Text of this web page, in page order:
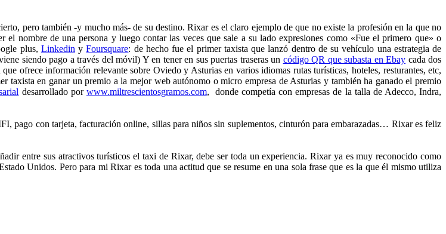
pero también -y mucho más- de su destino. Rixar es el claro ejemplo de que no existe la profesión en la que no
nombre de una persona y luego contar las veces que sale a su lado expresiones como «Fue el primero que» o
plus, Linkedin y Foursquare: de hecho fue el primer taxista que lanzó dentro de su vehículo una estrategia de
siendo pago a través del móvil) Y en tener en sus puertas traseras un código QR que subasta en Ebay cada dos
que ofrece información relevante sobre Oviedo y Asturias en varios idiomas rutas turísticas, hoteles, resturantes, etc,
taxista en ganar un premio a la mejor web autónomo o micro empresa de Asturias y también ha ganado el premio
desarrollado por www.miltrescientosgramos.com, donde competía con empresas de la talla de Adecco, Indra,
pago con tarjeta, facturación online, sillas para niños sin suplementos, cinturón para embarazadas… Rixar es feliz
entre sus atractivos turísticos el taxi de Rixar, debe ser toda un experiencia. Rixar ya es muy reconocido como
Unidos. Pero para mi Rixar es toda una actitud que se resume en una sola frase que es la que él mismo utiliza